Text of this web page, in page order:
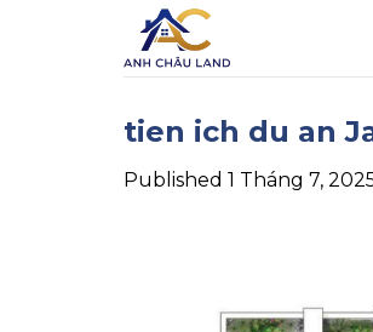
tien ich du an
Published 1 Tháng 7,